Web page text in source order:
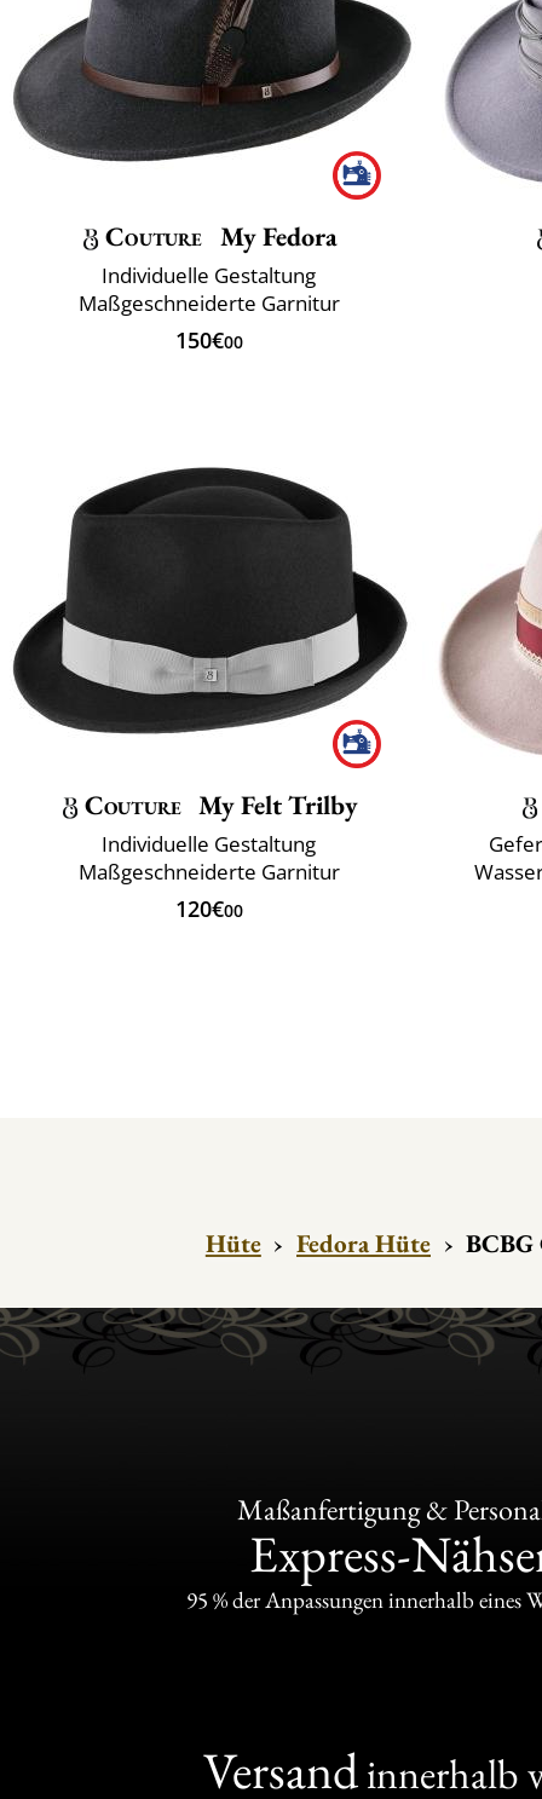
Couture My Fedora
Individuelle Gestaltung
Maßgeschneiderte Garnitur
150€00
Couture My Felt Trilby
Individuelle Gestaltung
Maßgeschneiderte Garnitur
120€00
Hüte › Fedora Hüte ›
Maßanfertigung &
Express-
95 % der Anpassungen innerhalb eines
Versandinnerhalb